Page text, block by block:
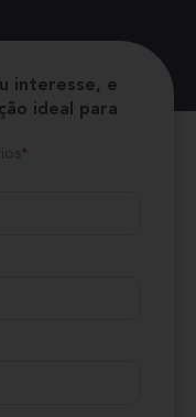
interesse, e
ideal para
*